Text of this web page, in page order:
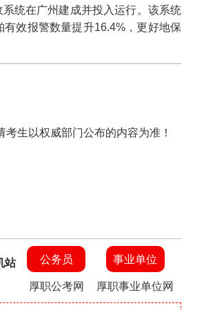
统在广州建成并投入运行。该系统
效报警数量提升16.4%，更好地保
生以权威部门公布的内容为准！
站
公务员
厚职公考网
事业单位
厚职事业单位网